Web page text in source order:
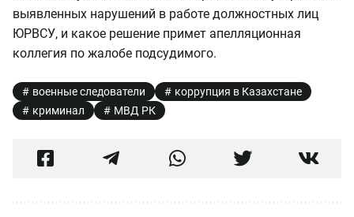
выявленных нарушений в работе должностных лиц
ЮРВСУ, и какое решение примет апелляционная
коллегия по жалобе подсудимого.
военные следователи
коррупция в Казахстане
криминал
МВД РК